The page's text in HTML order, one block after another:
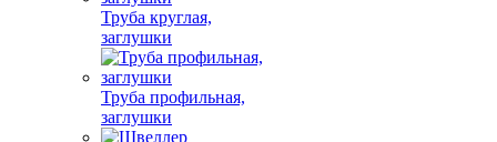
Труба круглая,
заглушки
Труба профильная,
заглушки